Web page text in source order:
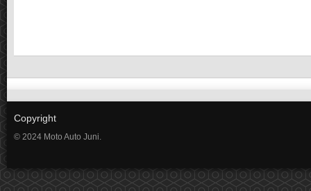
Copyright
© 2024 Moto Auto Juni.